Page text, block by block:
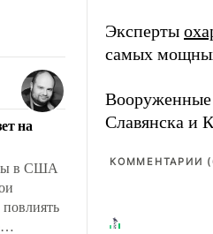
на
в США
Эксперты
самых
Славянска и
КОММЕНТАРИИ